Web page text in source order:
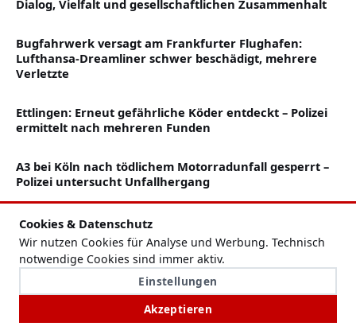
Cookies & Datenschutz
Wir nutzen Cookies für Analyse und Werbung. Technisch
notwendige Cookies sind immer aktiv.
Einstellungen
Akzeptieren
Dialog, Vielfalt und gesellschaftlichen Zusammenhalt
Bugfahrwerk versagt am Frankfurter Flughafen:
Lufthansa-Dreamliner schwer beschädigt, mehrere
Verletzte
Ettlingen: Erneut gefährliche Köder entdeckt – Polizei
ermittelt nach mehreren Funden
A3 bei Köln nach tödlichem Motorradunfall gesperrt –
Polizei untersucht Unfallhergang
Verkehrsunfall in Hamburg: Mehrere Verletzte nach
Kollision mit Polizeifahrzeug
Polizei stoppt Elfjährigen am Steuer – Vater muss nach
Autofahrt in Brandenburg mit Konsequenzen rechnen